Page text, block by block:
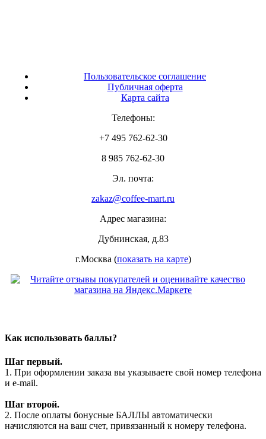
Пользовательское соглашение
Публичная оферта
Карта сайта
Телефоны:
+7 495 762-62-30
8 985 762-62-30
Эл. почта:
zakaz@coffee-mart.ru
Адрес магазина:
Дубнинская, д.83
г.Москва (показать на карте)
Как использовать баллы?
Шаг первый.
1. При оформлении заказа вы указываете свой номер телефона
и e-mail.
Шаг второй.
2. После оплаты бонусные БАЛЛЫ автоматически
начисляются на ваш счет, привязанный к номеру телефона.